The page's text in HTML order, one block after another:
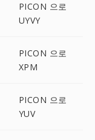
PICON 으로
UYVY
PICON 으로
XPM
PICON 으로
YUV